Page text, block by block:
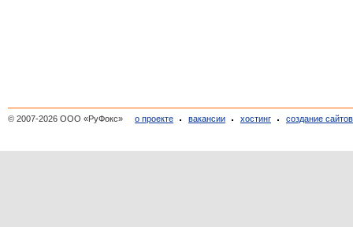
© 2007-2026 ООО «РуФокс» о проекте вакансии хостинг создание сайтов